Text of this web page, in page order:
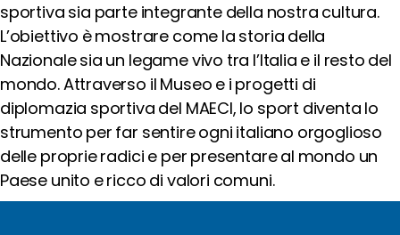
Social
media
sportiva sia parte integrante della nostra cultura.
L’obiettivo è mostrare come la storia della
Nazionale sia un legame vivo tra l’Italia e il resto del
mondo. Attraverso il Museo e i progetti di
diplomazia sportiva del MAECI, lo sport diventa lo
strumento per far sentire ogni italiano orgoglioso
delle proprie radici e per presentare al mondo un
Paese unito e ricco di valori comuni.